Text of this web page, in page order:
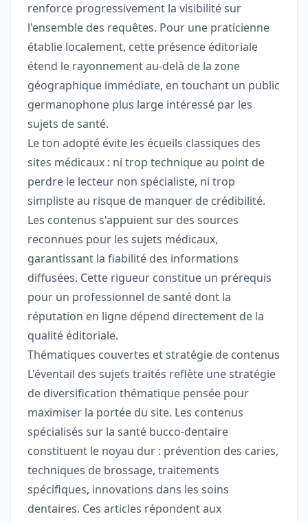
renforce progressivement la visibilité sur
l'ensemble des requêtes. Pour une praticienne
établie localement, cette présence éditoriale
étend le rayonnement au-delà de la zone
géographique immédiate, en touchant un public
germanophone plus large intéressé par les
sujets de santé.
Le ton adopté évite les écueils classiques des
sites médicaux : ni trop technique au point de
perdre le lecteur non spécialiste, ni trop
simpliste au risque de manquer de crédibilité.
Les contenus s'appuient sur des sources
reconnues pour les sujets médicaux,
garantissant la fiabilité des informations
diffusées. Cette rigueur constitue un prérequis
pour un professionnel de santé dont la
réputation en ligne dépend directement de la
qualité éditoriale.
Thématiques couvertes et stratégie de contenus
L'éventail des sujets traités reflète une stratégie
de diversification thématique pensée pour
maximiser la portée du site. Les contenus
spécialisés sur la santé bucco-dentaire
constituent le noyau dur : prévention des caries,
techniques de brossage, traitements
spécifiques, innovations dans les soins
dentaires. Ces articles répondent aux